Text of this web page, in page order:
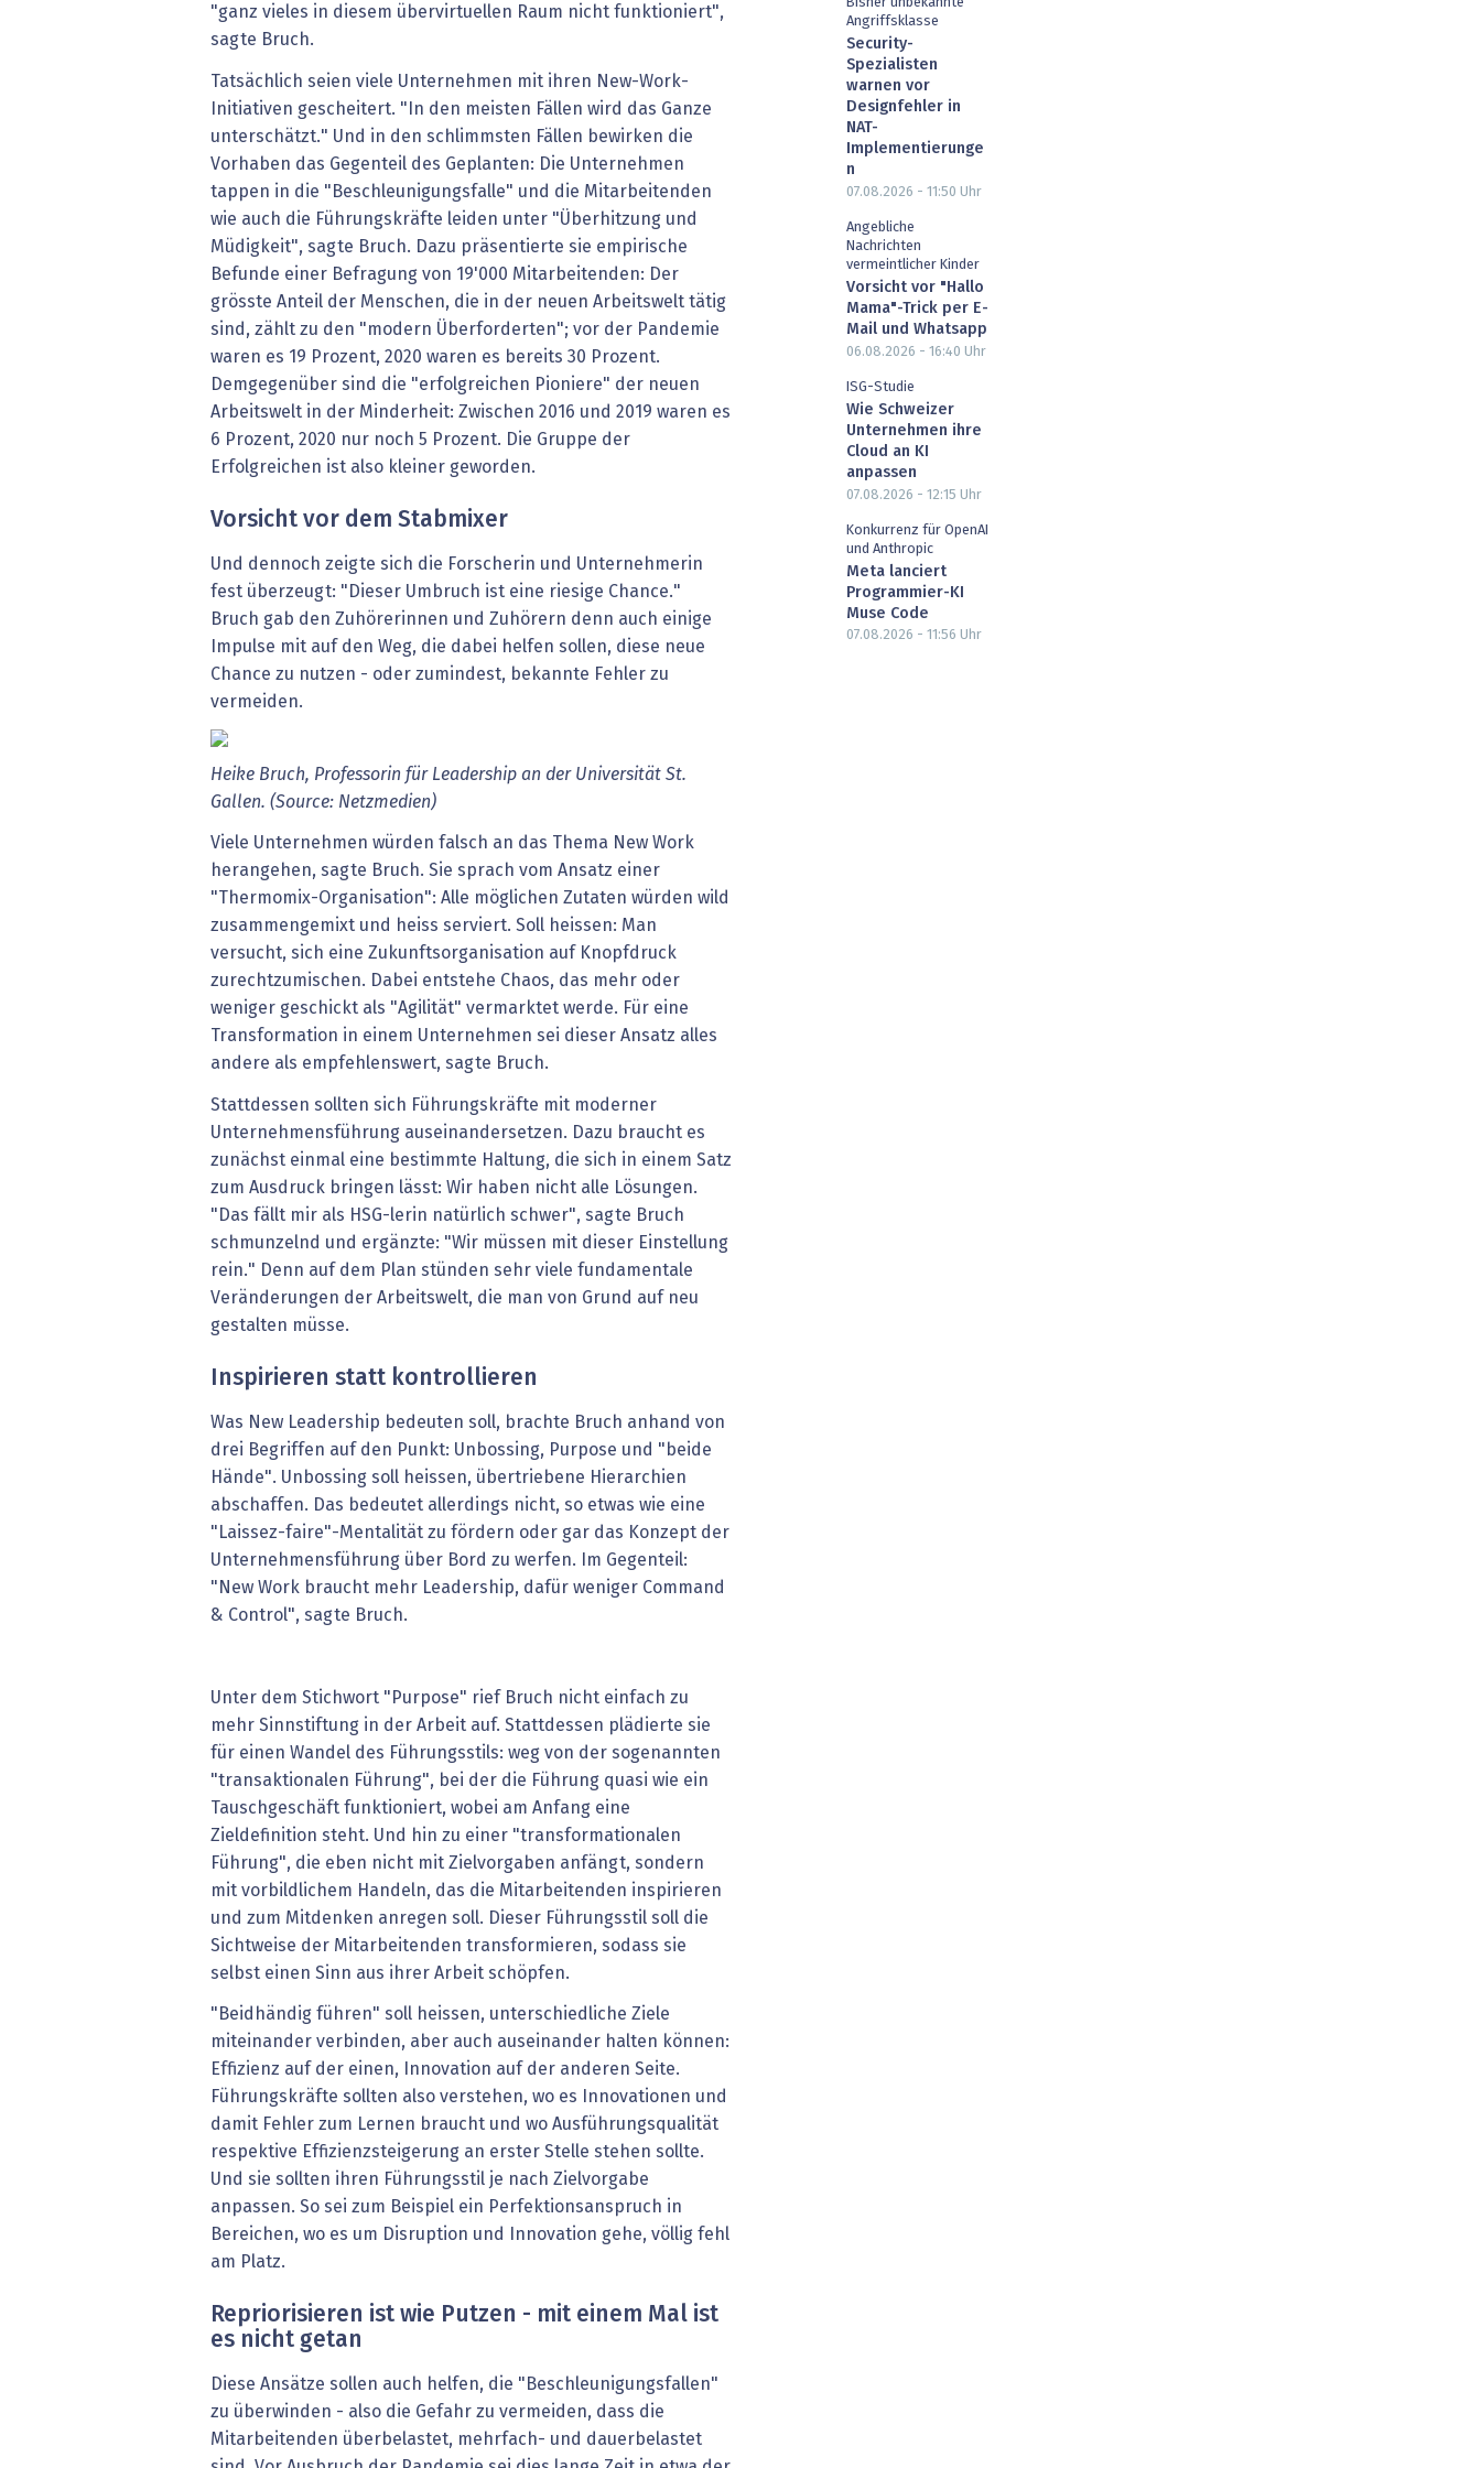
"ganz vieles in diesem übervirtuellen Raum nicht funktioniert",
sagte Bruch.
Tatsächlich seien viele Unternehmen mit ihren New-Work-
Initiativen gescheitert. "In den meisten Fällen wird das Ganze
unterschätzt." Und in den schlimmsten Fällen bewirken die
Vorhaben das Gegenteil des Geplanten: Die Unternehmen
tappen in die "Beschleunigungsfalle" und die Mitarbeitenden
wie auch die Führungskräfte leiden unter "Überhitzung und
Müdigkeit", sagte Bruch. Dazu präsentierte sie empirische
Befunde einer Befragung von 19'000 Mitarbeitenden: Der
grösste Anteil der Menschen, die in der neuen Arbeitswelt tätig
sind, zählt zu den "modern Überforderten"; vor der Pandemie
waren es 19 Prozent, 2020 waren es bereits 30 Prozent.
Demgegenüber sind die "erfolgreichen Pioniere" der neuen
Arbeitswelt in der Minderheit: Zwischen 2016 und 2019 waren es
6 Prozent, 2020 nur noch 5 Prozent. Die Gruppe der
Erfolgreichen ist also kleiner geworden.
Vorsicht vor dem Stabmixer
Und dennoch zeigte sich die Forscherin und Unternehmerin
fest überzeugt: "Dieser Umbruch ist eine riesige Chance."
Bruch gab den Zuhörerinnen und Zuhörern denn auch einige
Impulse mit auf den Weg, die dabei helfen sollen, diese neue
Chance zu nutzen - oder zumindest, bekannte Fehler zu
vermeiden.
Heike Bruch, Professorin für Leadership an der Universität St.
Gallen. (Source: Netzmedien)
Viele Unternehmen würden falsch an das Thema New Work
herangehen, sagte Bruch. Sie sprach vom Ansatz einer
"Thermomix-Organisation": Alle möglichen Zutaten würden wild
zusammengemixt und heiss serviert. Soll heissen: Man
versucht, sich eine Zukunftsorganisation auf Knopfdruck
zurechtzumischen. Dabei entstehe Chaos, das mehr oder
weniger geschickt als "Agilität" vermarktet werde. Für eine
Transformation in einem Unternehmen sei dieser Ansatz alles
andere als empfehlenswert, sagte Bruch.
Stattdessen sollten sich Führungskräfte mit moderner
Unternehmensführung auseinandersetzen. Dazu braucht es
zunächst einmal eine bestimmte Haltung, die sich in einem Satz
zum Ausdruck bringen lässt: Wir haben nicht alle Lösungen.
"Das fällt mir als HSG-lerin natürlich schwer", sagte Bruch
schmunzelnd und ergänzte: "Wir müssen mit dieser Einstellung
rein." Denn auf dem Plan stünden sehr viele fundamentale
Veränderungen der Arbeitswelt, die man von Grund auf neu
gestalten müsse.
Inspirieren statt kontrollieren
Was New Leadership bedeuten soll, brachte Bruch anhand von
drei Begriffen auf den Punkt: Unbossing, Purpose und "beide
Hände". Unbossing soll heissen, übertriebene Hierarchien
abschaffen. Das bedeutet allerdings nicht, so etwas wie eine
"Laissez-faire"-Mentalität zu fördern oder gar das Konzept der
Unternehmensführung über Bord zu werfen. Im Gegenteil:
"New Work braucht mehr Leadership, dafür weniger Command
& Control", sagte Bruch.
Unter dem Stichwort "Purpose" rief Bruch nicht einfach zu
mehr Sinnstiftung in der Arbeit auf. Stattdessen plädierte sie
für einen Wandel des Führungsstils: weg von der sogenannten
"transaktionalen Führung", bei der die Führung quasi wie ein
Tauschgeschäft funktioniert, wobei am Anfang eine
Zieldefinition steht. Und hin zu einer "transformationalen
Führung", die eben nicht mit Zielvorgaben anfängt, sondern
mit vorbildlichem Handeln, das die Mitarbeitenden inspirieren
und zum Mitdenken anregen soll. Dieser Führungsstil soll die
Sichtweise der Mitarbeitenden transformieren, sodass sie
selbst einen Sinn aus ihrer Arbeit schöpfen.
"Beidhändig führen" soll heissen, unterschiedliche Ziele
miteinander verbinden, aber auch auseinander halten können:
Effizienz auf der einen, Innovation auf der anderen Seite.
Führungskräfte sollten also verstehen, wo es Innovationen und
damit Fehler zum Lernen braucht und wo Ausführungsqualität
respektive Effizienzsteigerung an erster Stelle stehen sollte.
Und sie sollten ihren Führungsstil je nach Zielvorgabe
anpassen. So sei zum Beispiel ein Perfektionsanspruch in
Bereichen, wo es um Disruption und Innovation gehe, völlig fehl
am Platz.
Repriorisieren ist wie Putzen - mit einem Mal ist
es nicht getan
Diese Ansätze sollen auch helfen, die "Beschleunigungsfallen"
zu überwinden - also die Gefahr zu vermeiden, dass die
Mitarbeitenden überbelastet, mehrfach- und dauerbelastet
Bisher unbekannte
Angriffsklasse
Security-
Spezialisten
warnen vor
Designfehler in
NAT-
Implementierunge
n
07.08.2026 - 11:50 Uhr
Angebliche
Nachrichten
vermeintlicher Kinder
Vorsicht vor "Hallo
Mama"-Trick per E-
Mail und Whatsapp
06.08.2026 - 16:40 Uhr
ISG-Studie
Wie Schweizer
Unternehmen ihre
Cloud an KI
anpassen
07.08.2026 - 12:15 Uhr
Konkurrenz für OpenAI
und Anthropic
Meta lanciert
Programmier-KI
Muse Code
07.08.2026 - 11:56 Uhr